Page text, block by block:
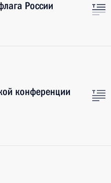
России
конференции